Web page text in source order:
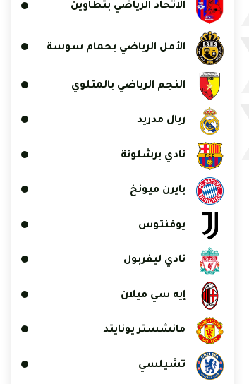
الاتحاد الرياضي بتطاوين
الأمل الرياضي بحمام سوسة
النجم الرياضي بالمتلوي
ريال مدريد
نادي برشلونة
بايرن ميونخ
يوفنتوس
نادي ليفربول
إيه سي ميلان
مانشستر يونايتد
تشيلسي